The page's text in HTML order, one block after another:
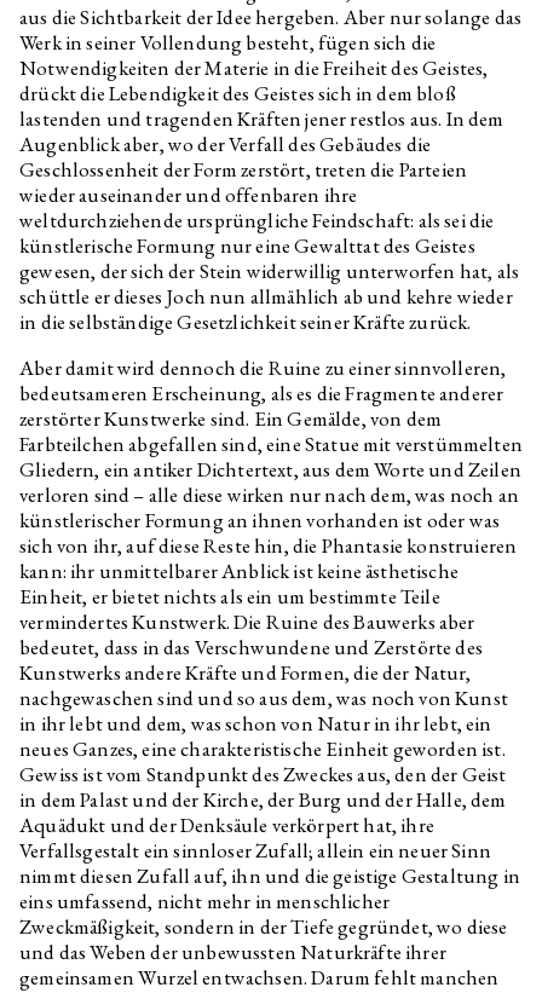
aus die Sichtbarkeit der Idee hergeben. Aber nur solange das
Werk in seiner Vollendung besteht, fügen sich die
Notwendigkeiten der Materie in die Freiheit des Geistes,
drückt die Lebendigkeit des Geistes sich in dem bloß
lastenden und tragenden Kräften jener restlos aus. In dem
Augenblick aber, wo der Verfall des Gebäudes die
Geschlossenheit der Form zerstört, treten die Parteien
wieder auseinander und offenbaren ihre
weltdurchziehende ursprüngliche Feindschaft: als sei die
künstlerische Formung nur eine Gewalttat des Geistes
gewesen, der sich der Stein widerwillig unterworfen hat, als
schüttle er dieses Joch nun allmählich ab und kehre wieder
in die selbständige Gesetzlichkeit seiner Kräfte zurück.
Aber damit wird dennoch die Ruine zu einer sinnvolleren,
bedeutsameren Erscheinung, als es die Fragmente anderer
zerstörter Kunstwerke sind. Ein Gemälde, von dem
Farbteilchen abgefallen sind, eine Statue mit verstümmelten
Gliedern, ein antiker Dichtertext, aus dem Worte und Zeilen
verloren sind – alle diese wirken nur nach dem, was noch an
künstlerischer Formung an ihnen vorhanden ist oder was
sich von ihr, auf diese Reste hin, die Phantasie konstruieren
kann: ihr unmittelbarer Anblick ist keine ästhetische
Einheit, er bietet nichts als ein um bestimmte Teile
vermindertes Kunstwerk. Die Ruine des Bauwerks aber
bedeutet, dass in das Verschwundene und Zerstörte des
Kunstwerks andere Kräfte und Formen, die der Natur,
nachgewaschen sind und so aus dem, was noch von Kunst
in ihr lebt und dem, was schon von Natur in ihr lebt, ein
neues Ganzes, eine charakteristische Einheit geworden ist.
Gewiss ist vom Standpunkt des Zweckes aus, den der Geist
in dem Palast und der Kirche, der Burg und der Halle, dem
Aquädukt und der Denksäule verkörpert hat, ihre
Verfallsgestalt ein sinnloser Zufall; allein ein neuer Sinn
nimmt diesen Zufall auf, ihn und die geistige Gestaltung in
eins umfassend, nicht mehr in menschlicher
Zweckmäßigkeit, sondern in der Tiefe gegründet, wo diese
und das Weben der unbewussten Naturkräfte ihrer
gemeinsamen Wurzel entwachsen. Darum fehlt manchen
exhibition Optimised Fables
about a Good Life
Oskar Dawicki
Interview related to the
exhibition Optimised Fables
about a Good Life
Martin Kohout
Interview related to the
exhibition Optimised Fables
about a Good Life
Krystian Truth Czaplicki
Interview related to the
exhibition Optimised Fables
about a Good Life
Habima Fuchs
Interview related to the
exhibition Optimised Fables
Christelle Kahla
Interview related to the
exhibition Optimised Fables
about a Good Life
Agata Ingarden
Interview related to the
exhibition Optimised Fables
about a Good Life
Etel Adnan The Night
Daniela & Linda Dostálkovy,
Marek Pokorný
Optimised Fables about a Good
Anna Václavíková, Jakub Černý
In the footsteps of the Greek
underground II: Longing for
deep time
Anna Václavíková, Jakub Černý
In the footsteps of the Greek
underground I
Dean Inkster
Elective Affinities: “Anarchism
Without Adjectives”. On the
Work of Christopher
D’Arcangelo 1975–1979 with
Dean Inkster and Pierre Bal-
Blanc
Pierre Bal-Blanc Curatorial Control
Andrea Průchová Hrůzová
Ruins. Reconstruction of the
past and construction of the
future